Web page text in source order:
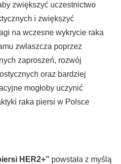
zwiększyć uczestnictwo
i zwiększyć
na wczesne wykrycie raka
zwłaszcza poprzez
zaproszeń, rozwój
oraz bardziej
mogłoby uczynić
raka piersi w Polsce
HER2+” powstała z myślą